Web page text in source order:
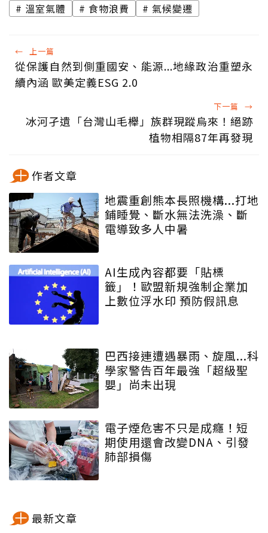
溫室氣體 食物浪費 氣候變遷
← 上一篇
從保護自然到側重國安、能源...地緣政治重塑永
續內涵 歐美定義ESG 2.0
下一篇 →
冰河孑遺「台灣山毛櫸」族群現蹤烏來！絕跡
植物相隔87年再發現
作者文章
地震重創熊本長照機構...打地
鋪睡覺、斷水無法洗澡、斷
電導致多人中暑
AI生成內容都要「貼標
籤」！歐盟新規強制企業加
上數位浮水印 預防假訊息
巴西接連遭遇暴雨、旋風...科
學家警告百年最強「超級聖
嬰」尚未出現
電子煙危害不只是成癮！短
期使用還會改變DNA、引發
肺部損傷
最新文章